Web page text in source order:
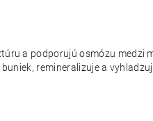
a podporujú osmózu medzi
remineralizuje a